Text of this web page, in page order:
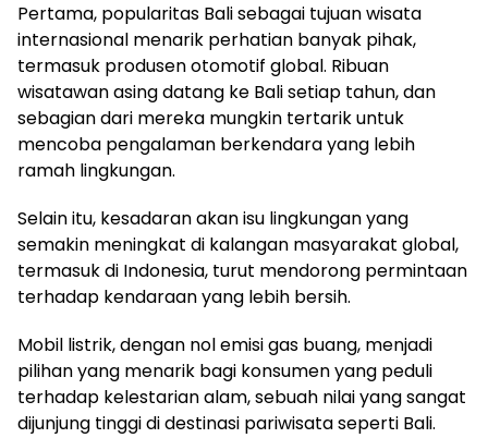
Pertama, popularitas Bali sebagai tujuan wisata
internasional menarik perhatian banyak pihak,
termasuk produsen otomotif global. Ribuan
wisatawan asing datang ke Bali setiap tahun, dan
sebagian dari mereka mungkin tertarik untuk
mencoba pengalaman berkendara yang lebih
ramah lingkungan.
Selain itu, kesadaran akan isu lingkungan yang
semakin meningkat di kalangan masyarakat global,
termasuk di Indonesia, turut mendorong permintaan
terhadap kendaraan yang lebih bersih.
Mobil listrik, dengan nol emisi gas buang, menjadi
pilihan yang menarik bagi konsumen yang peduli
terhadap kelestarian alam, sebuah nilai yang sangat
dijunjung tinggi di destinasi pariwisata seperti Bali.